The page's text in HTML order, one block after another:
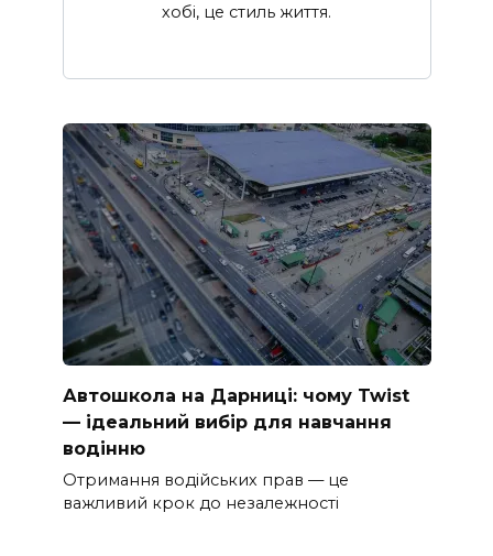
хобі, це стиль життя.
Автошкола на Дарниці: чому Twist
— ідеальний вибір для навчання
водінню
Отримання водійських прав — це
важливий крок до незалежності